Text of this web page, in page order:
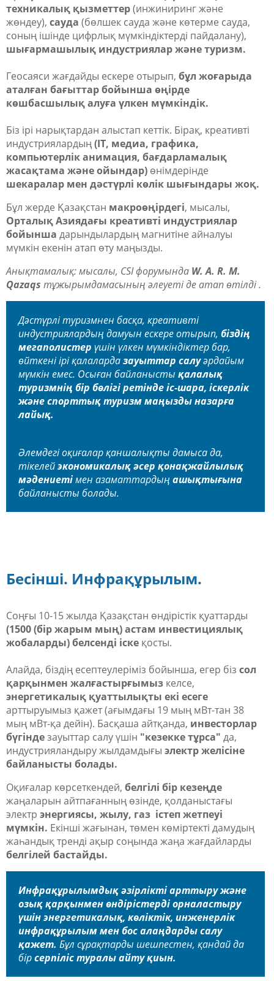
техникалық қызметтер(инжиниринг және
жөндеу), сауда (бөлшек сауда және көтерме сауда,
соның ішінде цифрлық мүмкіндіктерді пайдалану),
шығармашылық индустриялар және туризм.
Геосаяси жағдайды ескере отырып, бұл жоғарыда
аталған бағыттар бойынша өңірде
көшбасшылық алуға үлкен мүмкіндік.
Біз ірі нарықтардан алыстап кеттік. Бірақ, креативті
индустриялардың(IT, медиа, графика,
компьютерлік анимация, бағдарламалық
жасақтама және ойындар) өнімдерінде
шекаралар мен дәстүрлі көлік шығындары жоқ.
Бұл жерде Қазақстан макроөңірдегі, мысалы,
Орталық Азиядағы креативті индустриялар
бойынша дарындылардың магнитіне айналуы
мүмкін екенін атап өту маңызды.
Анықтамалық: мысалы, CSI форумында W. A. R. M.
Qazaqs тұжырымдамасының әлеуеті де атап өтілді .
Дәстүрлі туризмнен басқа, креативті
индустриялардың дамуын ескере отырып, біздің
мегаполистер үшін үлкен мүмкіндіктер бар,
өйткені ірі қалалардазауыттар салуәрдайым
мүмкін емес. Осыған байланысты қалалық
туризмнің бір бөлігі ретінде іс-шара, іскерлік
және спорттық туризм маңызды назарға
лайық.
Әлемдегі оқиғалар қаншалықты дамыса да,
тікелейэкономикалық әсер қонақжайлылық
мәдениетімен азаматтардың ашықтығына
байланысты болады.
Бесінші. Инфрақұрылым.
Соңғы 10-15 жылда Қазақстан өндірістік қуаттарды
(1500 (бір жарым мың) астам инвестициялық
жобаларды) белсенді іске қосты.
Алайда, біздің есептеулеріміз бойынша, егер біз сол
қарқынмен жалғастырғымыз келсе,
энергетикалық қуаттылықты екі есеге
арттыруымыз қажет (ағымдағы 19 мың мВт-тан 38
мың мВт-қа дейін). Басқаша айтқанда, инвесторлар
бүгіндезауыттар салу үшін "кезекке тұрса" да,
индустрияландыру жылдамдығы электр желісіне
байланысты болады.
Оқиғалар көрсеткендей, белгілі бір кезеңде
жаңаларын айтпағанның өзінде, қолданыстағы
электр энергиясы, жылу, газ істеп жетпеуі
мүмкін. Екінші жағынан, төмен көміртекті дамудың
жаһандық тренді ақыр соңында жаңа жағдайларды
белгілей бастайды.
Инфрақұрылымдық әзірлікті арттыру және
озық қарқынмен өндірістерді орналастыру
үшін энергетикалық, көліктік, инженерлік
инфрақұрылым мен бос алаңдарды салу
қажет. Бұл сұрақтарды шешпестен, қандай да
бірсерпіліс туралы айту қиын.